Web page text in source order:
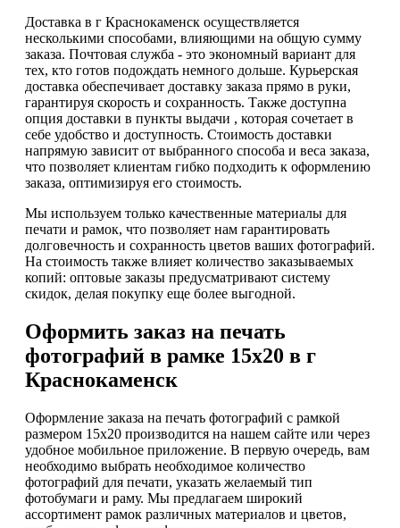
Доставка в г Краснокаменск осуществляется
несколькими способами, влияющими на общую сумму
заказа. Почтовая служба - это экономный вариант для
тех, кто готов подождать немного дольше. Курьерская
доставка обеспечивает доставку заказа прямо в руки,
гарантируя скорость и сохранность. Также доступна
опция доставки в пункты выдачи , которая сочетает в
себе удобство и доступность. Стоимость доставки
напрямую зависит от выбранного способа и веса заказа,
что позволяет клиентам гибко подходить к оформлению
заказа, оптимизируя его стоимость.
Мы используем только качественные материалы для
печати и рамок, что позволяет нам гарантировать
долговечность и сохранность цветов ваших фотографий.
На стоимость также влияет количество заказываемых
копий: оптовые заказы предусматривают систему
скидок, делая покупку еще более выгодной.
Оформить заказ на печать
фотографий в рамке 15х20 в г
Краснокаменск
Оформление заказа на печать фотографий с рамкой
размером 15х20 производится на нашем сайте или через
удобное мобильное приложение. В первую очередь, вам
необходимо выбрать необходимое количество
фотографий для печати, указать желаемый тип
фотобумаги и раму. Мы предлагаем широкий
ассортимент рамок различных материалов и цветов,